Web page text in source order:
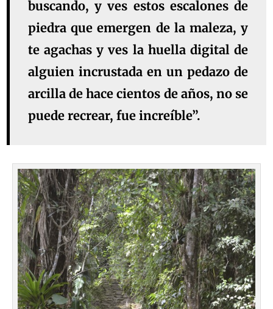
buscando, y ves estos escalones de
piedra que emergen de la maleza, y
te agachas y ves la huella digital de
alguien incrustada en un pedazo de
arcilla de hace cientos de años, no se
puede recrear, fue increíble”.